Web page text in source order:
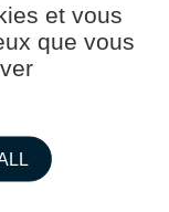
et vous
que vous